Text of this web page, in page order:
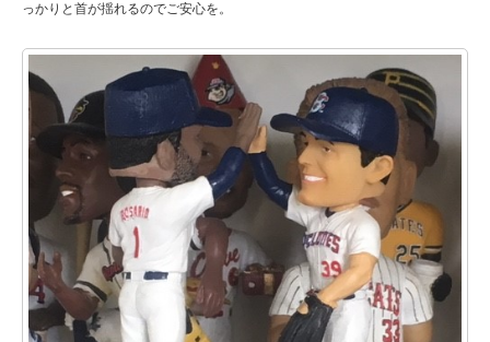
っかりと首が揺れるのでご安心を。